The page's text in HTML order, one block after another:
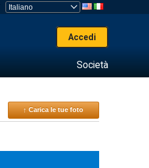
Accedi
Società
↑ Carica le tue foto